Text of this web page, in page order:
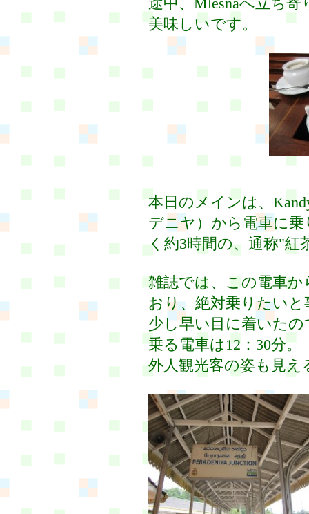
美味しいです。
本日のメインは、
デニヤ）から電車に乗
く約3時間の、通称"紅
雑誌では、この電車
おり、絶対乗りたい
少し早い目に着いた
乗る電車は12：30分。
外人観光客の姿も見え